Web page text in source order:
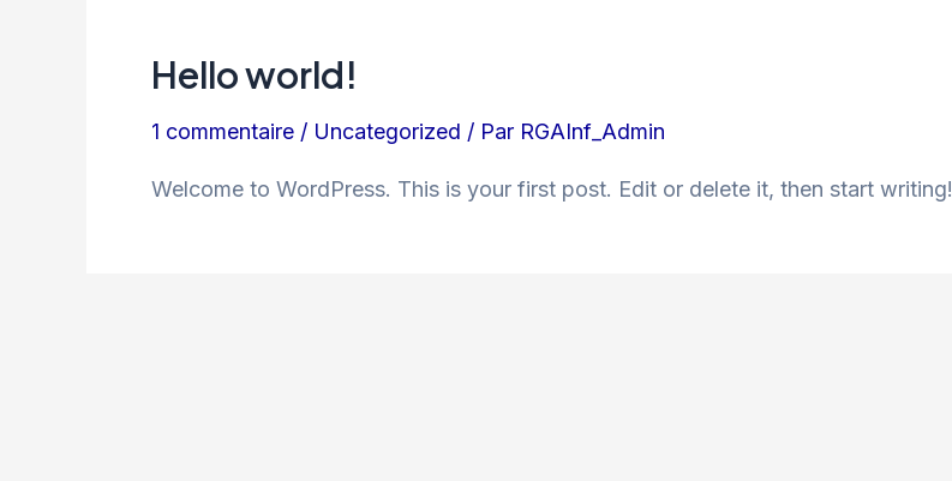
Hello world!
1 commentaire / Uncategorized / Par RGAInf_Admin
Welcome to WordPress. This is your first post. Edit or delete it, then start writing!